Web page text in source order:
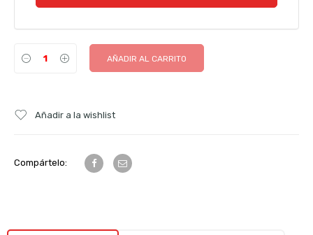
AÑADIR AL CARRITO
Añadir a la wishlist
Compártelo: